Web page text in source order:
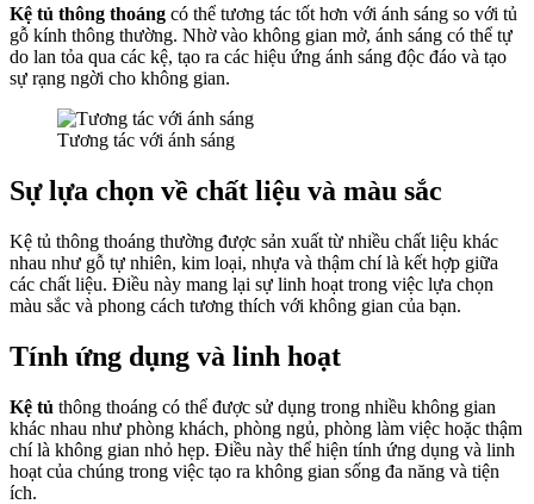
Kệ tủ thông thoáng có thể tương tác tốt hơn với ánh sáng so với tủ
gỗ kính thông thường. Nhờ vào không gian mở, ánh sáng có thể tự
do lan tỏa qua các kệ, tạo ra các hiệu ứng ánh sáng độc đáo và tạo
sự rạng ngời cho không gian.
Tương tác với ánh sáng
Sự lựa chọn về chất liệu và màu sắc
Kệ tủ thông thoáng thường được sản xuất từ nhiều chất liệu khác
nhau như gỗ tự nhiên, kim loại, nhựa và thậm chí là kết hợp giữa
các chất liệu. Điều này mang lại sự linh hoạt trong việc lựa chọn
màu sắc và phong cách tương thích với không gian của bạn.
Tính ứng dụng và linh hoạt
Kệ tủ thông thoáng có thể được sử dụng trong nhiều không gian
khác nhau như phòng khách, phòng ngủ, phòng làm việc hoặc thậm
chí là không gian nhỏ hẹp. Điều này thể hiện tính ứng dụng và linh
hoạt của chúng trong việc tạo ra không gian sống đa năng và tiện
ích.